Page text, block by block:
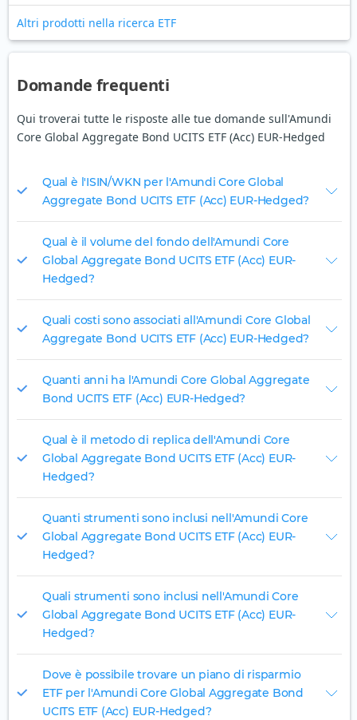
Altri prodotti nella ricerca ETF
Domande frequenti
Qui troverai tutte le risposte alle tue domande sull'Amundi
Core Global Aggregate Bond UCITS ETF (Acc) EUR-Hedged
Qual è l'ISIN/WKN per l'Amundi Core Global
Aggregate Bond UCITS ETF (Acc) EUR-Hedged?
Qual è il volume del fondo dell'Amundi Core
Global Aggregate Bond UCITS ETF (Acc) EUR-
Hedged?
Quali costi sono associati all'Amundi Core Global
Aggregate Bond UCITS ETF (Acc) EUR-Hedged?
Quanti anni ha l'Amundi Core Global Aggregate
Bond UCITS ETF (Acc) EUR-Hedged?
Qual è il metodo di replica dell'Amundi Core
Global Aggregate Bond UCITS ETF (Acc) EUR-
Hedged?
Quanti strumenti sono inclusi nell'Amundi Core
Global Aggregate Bond UCITS ETF (Acc) EUR-
Hedged?
Quali strumenti sono inclusi nell'Amundi Core
Global Aggregate Bond UCITS ETF (Acc) EUR-
Hedged?
Dove è possibile trovare un piano di risparmio
ETF per l'Amundi Core Global Aggregate Bond
UCITS ETF (Acc) EUR-Hedged?